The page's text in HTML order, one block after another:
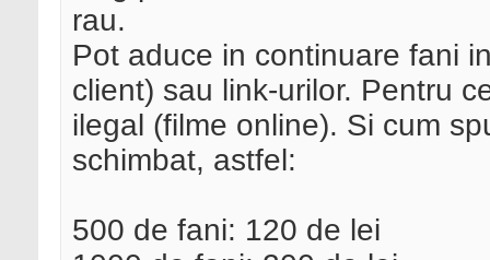
rau.
Pot aduce in continuare fani
client) sau link-urilor. Pentru
ilegal (filme online). Si cum
schimbat, astfel:
500 de fani: 120 de lei